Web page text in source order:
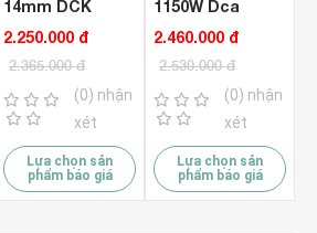
14mm DCK
KZC05-28B
2.250.000 đ
2.365.000 đ
(0) nhận
xét
Lựa chọn sản
phẩm báo giá
1150W Dca
AZC05-28B
2.460.000 đ
2.530.000 đ
(0) nhận
xét
Lựa chọn sản
phẩm báo giá